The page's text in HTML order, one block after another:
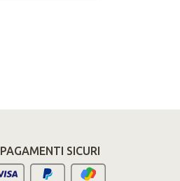
PAGAMENTI SICURI